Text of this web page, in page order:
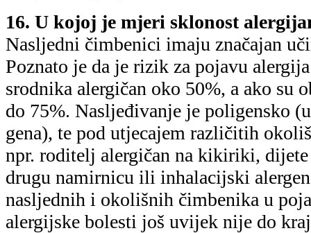
16. U kojoj je mjeri sklonost
Nasljedni čimbenici imaju značajan
Poznato je da je rizik za pojavu
srodnika alergičan oko 50%, a ako su
do 75%. Nasljeđivanje je poligensko
gena), te pod utjecajem različitih
npr. roditelj alergičan na kikiriki,
drugu namirnicu ili inhalacijski
nasljednih i okolišnih čimbenika u
alergijske bolesti još uvijek nije do